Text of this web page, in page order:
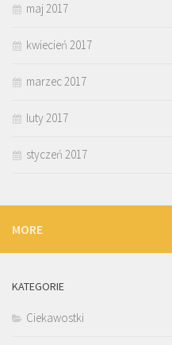
maj 2017
kwiecień 2017
marzec 2017
luty 2017
styczeń 2017
MORE
KATEGORIE
Ciekawostki